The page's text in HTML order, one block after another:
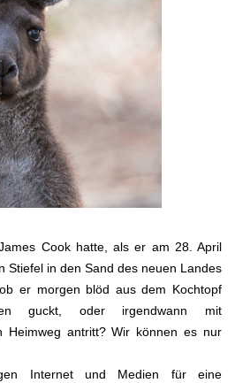
Cook hatte, als er am 28. April
Stiefel in den Sand des neuen Landes
er morgen blöd aus dem Kochtopf
guckt, oder irgendwann mit
Heimweg antritt? Wir können es nur
Internet und Medien für eine